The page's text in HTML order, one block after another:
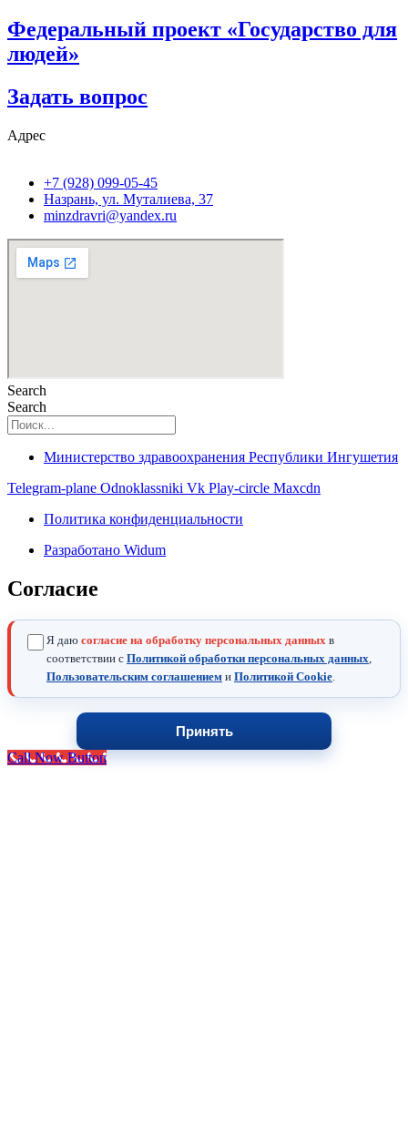
Федеральный проект «Государство для
людей»
Задать вопрос
Адрес
+7 (928) 099-05-45
Назрань, ул. Муталиева, 37
minzdravri@yandex.ru
Search
Search
Министерство здравоохранения Республики Ингушетия
Telegram-plane Odnoklassniki Vk Play-circle Maxcdn
Политика конфиденциальности
Разработано Widum
Согласие
Я даю согласие на обработку персональных данных в
соответствии с Политикой обработки персональных данных
Пользовательским соглашением и Политикой Cookie
Принять
Call Now Button